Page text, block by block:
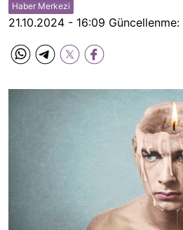
Haber Merkezi
21.10.2024 - 16:09 Güncellenme: